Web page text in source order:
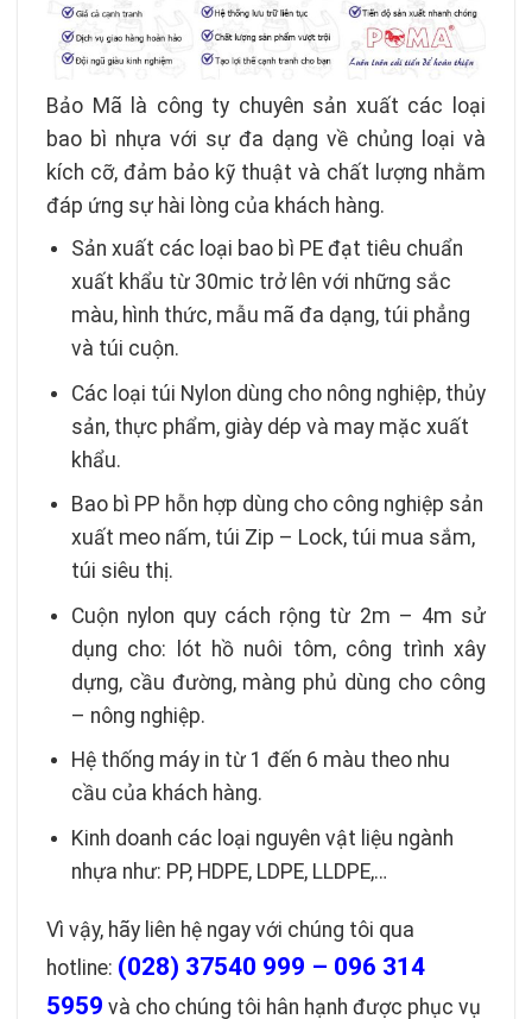
Bảo Mã là công ty chuyên sản xuất các loại
bao bì nhựa với sự đa dạng về chủng loại và
kích cỡ, đảm bảo kỹ thuật và chất lượng nhằm
đáp ứng sự hài lòng của khách hàng.
Sản xuất các loại bao bì PE đạt tiêu chuẩn
xuất khẩu từ 30mic trở lên với những sắc
màu, hình thức, mẫu mã đa dạng, túi phẳng
và túi cuộn.
Các loại túi Nylon dùng cho nông nghiệp, thủy
sản, thực phẩm, giày dép và may mặc xuất
khẩu.
Bao bì PP hỗn hợp dùng cho công nghiệp sản
xuất meo nấm, túi Zip – Lock, túi mua sắm,
túi siêu thị.
Cuộn nylon quy cách rộng từ 2m – 4m sử
dụng cho: lót hồ nuôi tôm, công trình xây
dựng, cầu đường, màng phủ dùng cho công
– nông nghiệp.
Hệ thống máy in từ 1 đến 6 màu theo nhu
cầu của khách hàng.
Kinh doanh các loại nguyên vật liệu ngành
nhựa như: PP, HDPE, LDPE, LLDPE,…
Vì vậy, hãy liên hệ ngay với chúng tôi qua
hotline: (028) 37540 999 – 096 314
5959 và cho chúng tôi hân hạnh được phục vụ